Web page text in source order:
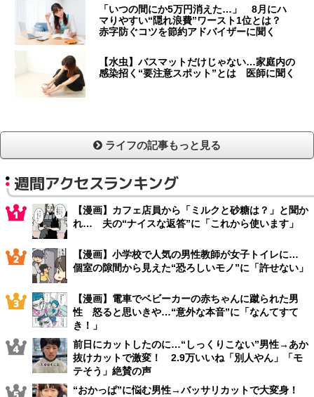
「いつの間にか5万円消えた…」 8月にハ
マりやすい“隠れ浪費”ワースト1位とは？
赤字防ぐコツを節約アドバイザーに聞く
【水虫】バスマットだけじゃない…家庭内の
感染招く“要注意スポット”とは 医師に聞く
ライフの記事もっと見る
週間アクセスランキング
【漫画】カフェ店員から「ミルクと砂糖は？」と聞か
れ… 夫の“ナイスな返答”に「これから使います」
【漫画】小学校で人気の男性教師が女子トイレに…
個室の隙間から見えた“恐ろしいモノ”に「許せない」
【漫画】電車でベビーカーの赤ちゃんに蹴られた男
性 怒ると思いきや…“意外な本音”に「なんてすて
き！」
前日にカットしたのに…“しっくりこない”男性→あか
抜けカットで激変！ 2.9万いいね「別人やん」「モ
テそう」絶賛の声
“おかっぱ”に悩む男性→バッサリカットで大変身！